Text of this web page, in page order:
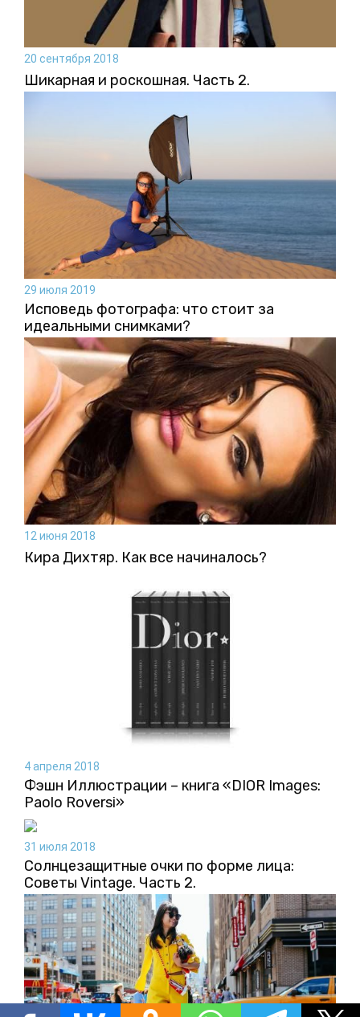
20 сентября 2018
Шикарная и роскошная. Часть 2.
29 июля 2019
Исповедь фотографа: что стоит за
идеальными снимками?
12 июня 2018
Кира Дихтяр. Как все начиналось?
4 апреля 2018
Фэшн Иллюстрации – книга «DIOR Images:
Paolo Roversi»
31 июля 2018
Солнцезащитные очки по форме лица:
Советы Vintage. Часть 2.